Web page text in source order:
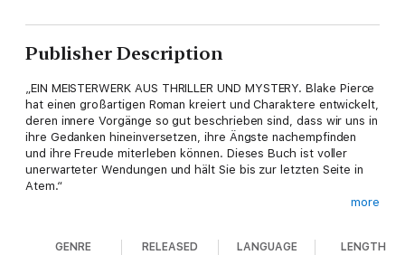
Publisher Description
„EIN MEISTERWERK AUS THRILLER UND MYSTERY. Blake Pierce
hat einen großartigen Roman kreiert und Charaktere entwickelt,
deren innere Vorgänge so gut beschrieben sind, dass wir uns in
ihre Gedanken hineinversetzen, ihre Ängste nachempfinden
und ihre Freude miterleben können. Dieses Buch ist voller
unerwarteter Wendungen und hält Sie bis zur letzten Seite in
Atem.“
more
GENRE RELEASED LANGUAGE LENGTH